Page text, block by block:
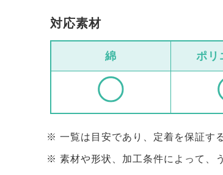
対応素材
綿 ポリ
一覧は目安であり、定着を保証す
素材や形状、加工条件によって、